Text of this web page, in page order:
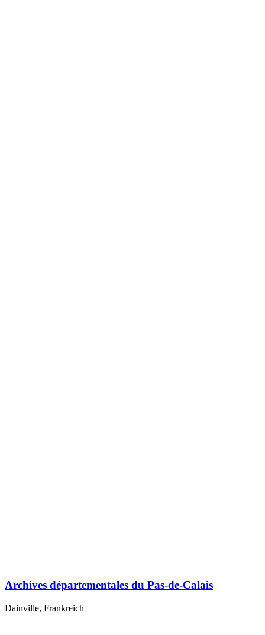
Archives départementales du Pas-de-Calais
Dainville, Frankreich